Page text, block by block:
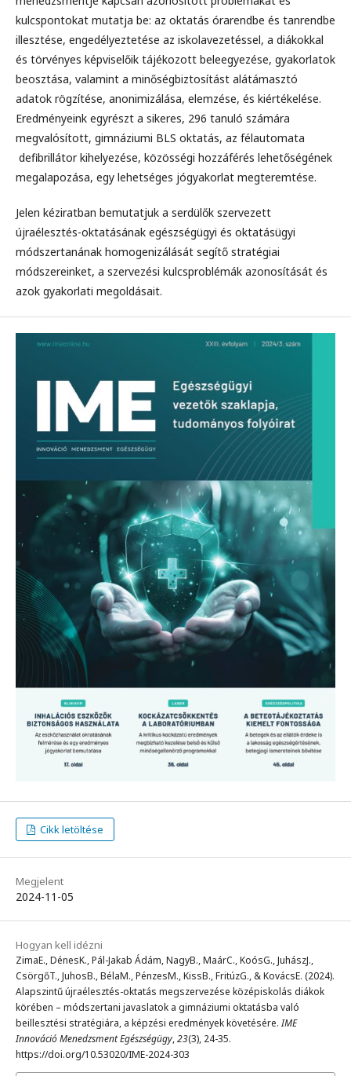
kulcspontokat mutatja be: az oktatás órarendbe és tanrendbe
illesztése, engedélyeztetése az iskolavezetéssel, a diákokkal
és törvényes képviselőik tájékozott beleegyezése, gyakorlatok
beosztása, valamint a minőségbiztosítást alátámasztó
adatok rögzítése, anonimizálása, elemzése, és kiértékelése.
Eredményeink egyrészt a sikeres, 296 tanuló számára
megvalósított, gimnáziumi BLS oktatás, az félautomata
defibrillátor kihelyezése, közösségi hozzáférés lehetőségének
megalapozása, egy lehetséges jógyakorlat megteremtése.
Jelen kéziratban bemutatjuk a serdülők szervezett
újraélesztés-oktatásának egészségügyi és oktatásügyi
módszertanának homogenizálását segítő stratégiai
módszereinket, a szervezési kulcsproblémák azonosítását és
azok gyakorlati megoldásait.
Cikk letöltése
Megjelent
2024-11-05
Hogyan kell idézni
ZimaE., DénesK., Pál-Jakab Ádám, NagyB., MaárC., KoósG., JuhászJ.,
CsörgőT., JuhosB., BélaM., PénzesM., KissB., FritúzG., & KovácsE. (2024).
Alapszintű újraélesztés-oktatás megszervezése középiskolás diákok
körében – módszertani javaslatok a gimnáziumi oktatásba való
beillesztési stratégiára, a képzési eredmények követésére.IME
Innováció Menedzsment Egészségügy,23(3), 24-35.
https://doi.org/10.53020/IME-2024-303